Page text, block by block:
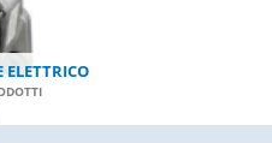
ELETTRICO